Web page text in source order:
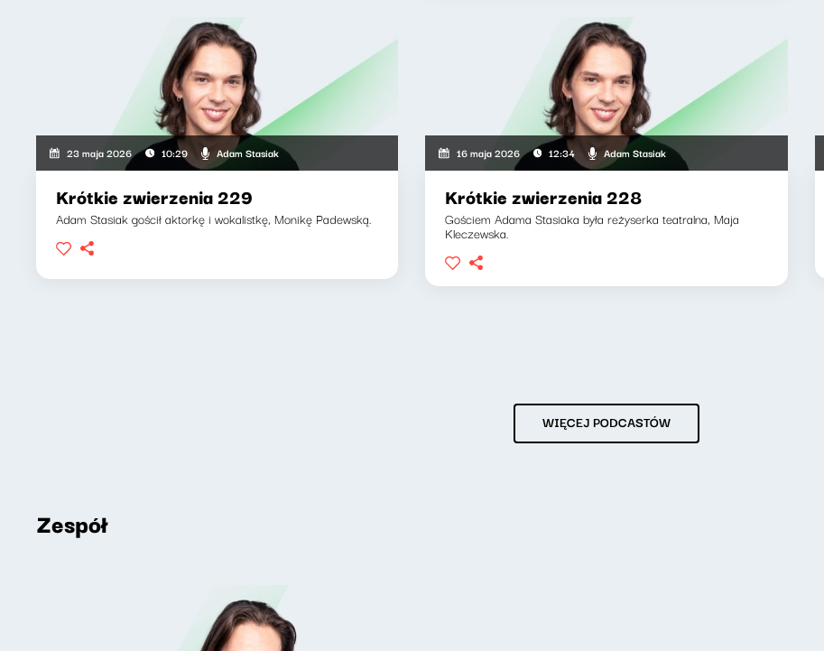
23 maja 2026 10:29 Adam Stasiak
Krótkie zwierzenia 229
Adam Stasiak gościł aktorkę i wokalistkę, Monikę Padewską.
16 maja 2026 12:34 Adam Stasiak
Krótkie zwierzenia 228
Gościem Adama Stasiaka była reżyserka teatralna, Maja
Kleczewska.
WIĘCEJ PODCASTÓW
Zespół